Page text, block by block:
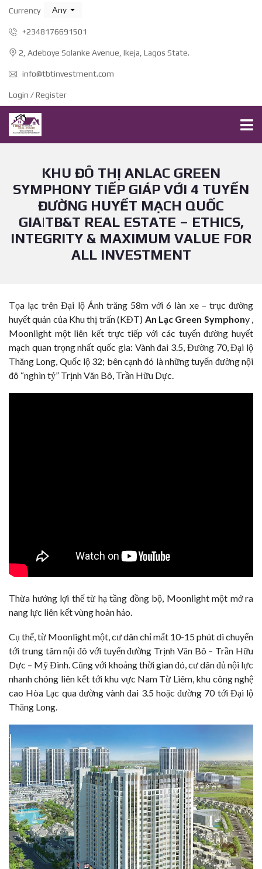
Currency Any
+2348176691501
2, Adeboye Solanke Avenue, Ikeja, Lagos State.
info@tbtinvestment.com
Login / Register
KHU ĐÔ THỊ ANLAC GREEN
SYMPHONY TIẾP GIÁP VỚI 4 TUYẾN
ĐƯỜNG HUYẾT MẠCH QUỐC
GIA|TB&T REAL ESTATE – ETHICS,
INTEGRITY & MAXIMUM VALUE FOR
ALL INVESTMENT
Tọa lạc trên Đại lộ Ánh trăng 58m với 6 làn xe – trục đường
huyết quản của Khu thị trấn (KĐT) An Lạc Green Symphony ,
Moonlight một liên kết trực tiếp với các tuyến đường huyết
mạch quan trọng nhất quốc gia: Vành đai 3.5, Đường 70, Đại lộ
Thăng Long, Quốc lộ 32; bên cạnh đó là những tuyến đường nội
đô “nghìn tỷ” Trịnh Văn Bô, Trần Hữu Dực.
Thừa hưởng lợi thế từ hạ tầng đồng bộ, Moonlight một mở ra
nang lực liên kết vùng hoàn hảo.
Cụ thể, từ Moonlight một, cư dân chỉ mất 10-15 phút di chuyển
tới trung tâm nội đô với tuyến đường Trịnh Văn Bô – Trần Hữu
Dực – Mỹ Đình. Cũng với khoảng thời gian đó, cư dân đủ nội lực
nhanh chóng liên kết tới khu vực Nam Từ Liêm, khu công nghệ
cao Hòa Lạc qua đường vành đai 3.5 hoặc đường 70 tới Đại lộ
Thăng Long.